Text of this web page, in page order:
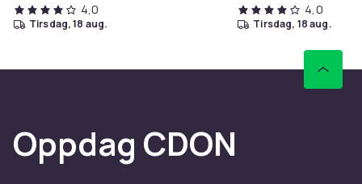
4,0
tirsdag, 18 aug.
4,0
tirsdag, 18 aug.
Oppdag CDON